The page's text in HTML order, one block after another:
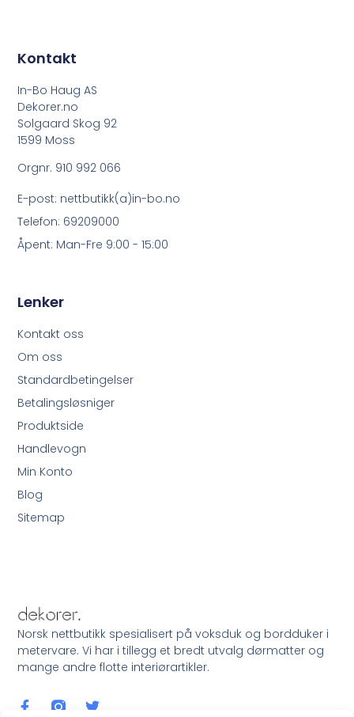
Norsk nettbutikk spesialisert på voksduk og bordduker i
metervare. Vi har i tillegg et bredt utvalg dørmatter og
mange andre flotte interiørartikler.
Lenker
Kontakt oss
Om oss
Standardbetingelser
Betalingsløsniger
Produktside
Handlevogn
Min Konto
Blog
Sitemap
Kontakt
In-Bo Haug AS
Dekorer.no
Solgaard Skog 92
1599 Moss
Orgnr. 910 992 066
E-post: nettbutikk(a)in-bo.no
Telefon: 69209000
Åpent: Man-Fre 9:00 - 15:00